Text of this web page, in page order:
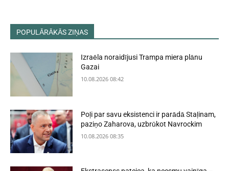
POPULĀRĀKĀS ZIŅAS
Izraēla noraidījusi Trampa miera plānu
Gazai
10.08.2026 08:42
Poļi par savu eksistenci ir parādā Staļinam,
paziņo Zaharova, uzbrūkot Navrockim
10.08.2026 08:35